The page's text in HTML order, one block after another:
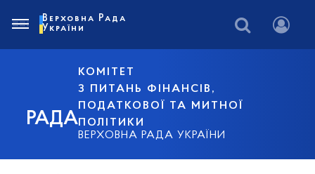
РАДА
КОМІТЕТ
З ПИТАНЬ ФІНАНСІВ,
ПОДАТКОВОЇ ТА МИТНОЇ
ПОЛІТИКИ
ВЕРХОВНА РАДА УКРАЇНИ
Верховна Рада
України